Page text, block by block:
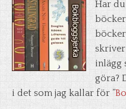
Har
inlägg
göra?
i det som jag kallar för ”